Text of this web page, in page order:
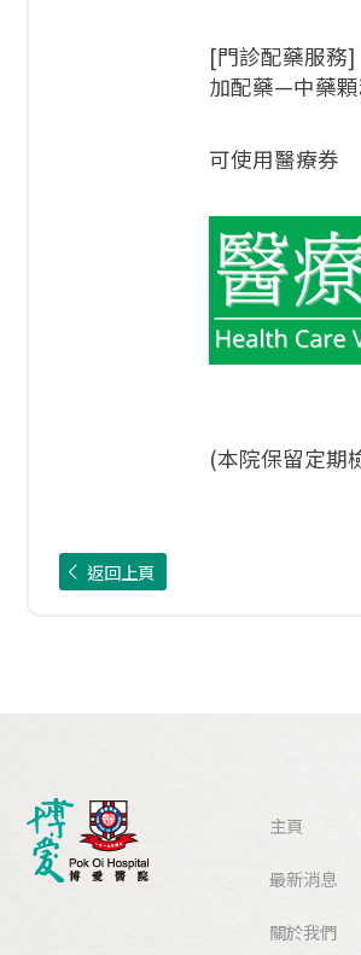
[門診配藥服務]
加配藥—中藥
可使用醫療券
(本院保留定期
返回上頁
主頁
最新消息
關於我們